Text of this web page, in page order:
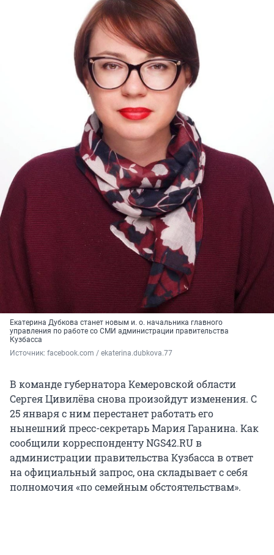
Екатерина Дубкова станет новым и. о. начальника главного
управления по работе со СМИ администрации правительства
Кузбасса
Источник: facebook.com / ekaterina.dubkova.77
В команде губернатора Кемеровской области
Сергея Цивилёва снова произойдут изменения. С
25 января с ним перестанет работать его
нынешний пресс-секретарь Мария Гаранина. Как
сообщили корреспонденту NGS42.RU в
администрации правительства Кузбасса в ответ
на официальный запрос, она складывает с себя
полномочия «по семейным обстоятельствам».